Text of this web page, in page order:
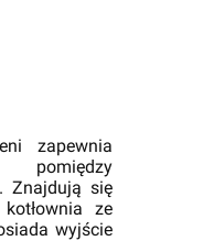
zapewnia
Znajdują się
ze
wyjście